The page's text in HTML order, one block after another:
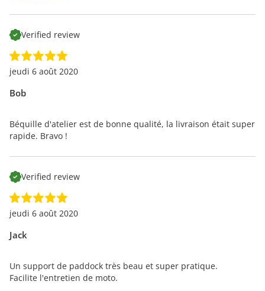
Verified review
Bob
jeudi 6 août 2020
Béquille d'atelier est de bonne qualité, la livraison était super
rapide. Bravo !
Verified review
Jack
jeudi 6 août 2020
Un support de paddock très beau et super pratique.
Facilite l'entretien de moto.